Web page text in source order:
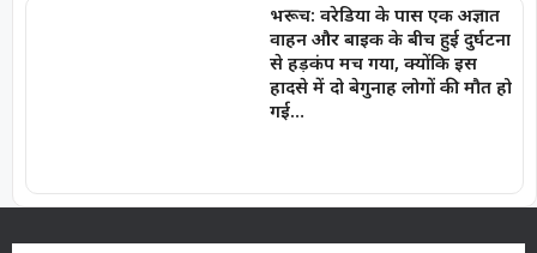
भरूच: वरेडिया के पास एक अज्ञात
वाहन और बाइक के बीच हुई दुर्घटना
से हड़कंप मच गया, क्योंकि इस
हादसे में दो बेगुनाह लोगों की मौत हो
गई…